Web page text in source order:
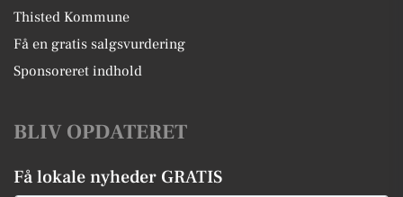
Thisted Kommune
Få en gratis salgsvurdering
Sponsoreret indhold
BLIV OPDATERET
Få lokale nyheder GRATIS